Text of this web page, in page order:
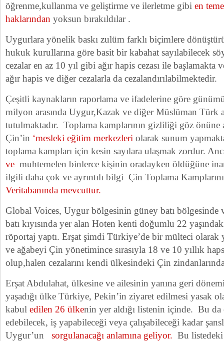
öğrenme,kullanma ve geliştirme ve ilerletme gibi en
haklarından yoksun bırakıldılar .
Uygurlara yönelik baskı zulüm farklı biçimlere
hukuk kurullarına göre basit bir kabahat sayılabilecek
cezalar en az 10 yıl gibi ağır hapis cezası ile başlamakta
ağır hapis ve diğer cezalarla da cezalandırılabilmektedir.
Çeşitli kaynakların raporlama ve ifadelerine göre
milyon arasında Uygur,Kazak ve diğer Müslüman Türk
tutulmaktadır. Toplama kamplarının gizliliği göz önüne
Çin’in ‘mesleki eğitim merkezleri olarak sunum
toplama kampları için kesin sayılara ulaşmak zordur.
ve muhtemelen binlerce kişinin oradayken öldüğüne
ilgili daha çok ve ayrıntılı bilgi Çin Toplama
Veritabanında mevcuttur.
Global Voices, Uygur bölgesinin güney batı bölgesinde
batı kıyısında yer alan Hoten kenti doğumlu 22
röportaj yaptı. Erşat şimdi Türkiye’de bir mülteci olarak
ve ağabeyi Çin yönetimince sırasıyla 18 ve 10 yıllık
olup,halen cezalarını kendi ülkesindeki Çin
Erşat Abdulahat, ülkesine ve ailesinin yanına geri
yaşadığı ülke Türkiye, Pekin’in ziyaret edilmesi yasak
kabul edilen 26 ülkenin yer aldığı listenin içinde. Bu da
edebilecek, iş yapabileceği veya çalışabileceği kadar
Uygur’un sorgulanacağı anlamına geliyor. Bu